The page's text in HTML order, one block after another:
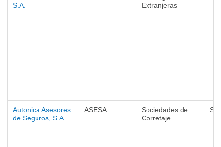
S.A.
Extranjeras
Autonica Asesores
de Seguros, S.A.
ASESA
Sociedades de
Corretaje